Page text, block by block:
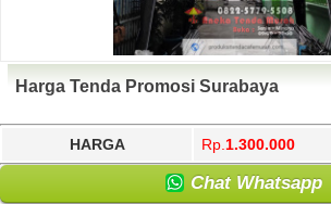
Harga Tenda Promosi Surabaya
HARGA Rp. 1.300.000
Chat Whatsapp